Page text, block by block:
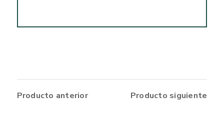
Producto anterior Producto siguiente